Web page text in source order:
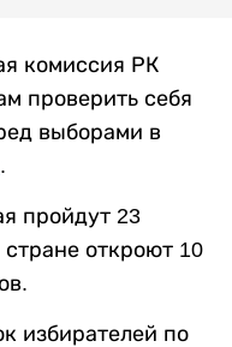
комиссия РК
проверить себя
выборами в
.
пройдут 23
стране откроют 10
избирателей по